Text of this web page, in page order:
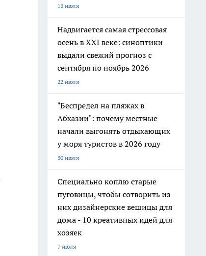
13 июля
Надвигается самая стрессовая
осень в XXI веке: синоптики
выдали свежий прогноз с
сентября по ноябрь 2026
22 июля
"Беспредел на пляжах в
Абхазии": почему местные
начали выгонять отдыхающих
у моря туристов в 2026 году
30 июля
Специально коплю старые
пуговицы, чтобы сотворить из
них дизайнерские вещицы для
дома - 10 креативных идей для
хозяек
7 июля